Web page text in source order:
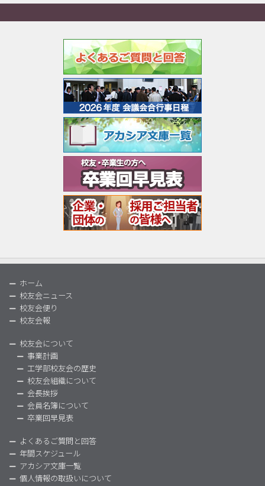
ホーム
校友会ニュース
校友会便り
校友会報
校友会について
事業計画
工学部校友会の歴史
校友会組織について
会長挨拶
会員名簿について
卒業回早見表
よくあるご質問と回答
年間スケジュール
アカシア文庫一覧
個人情報の取扱いについて